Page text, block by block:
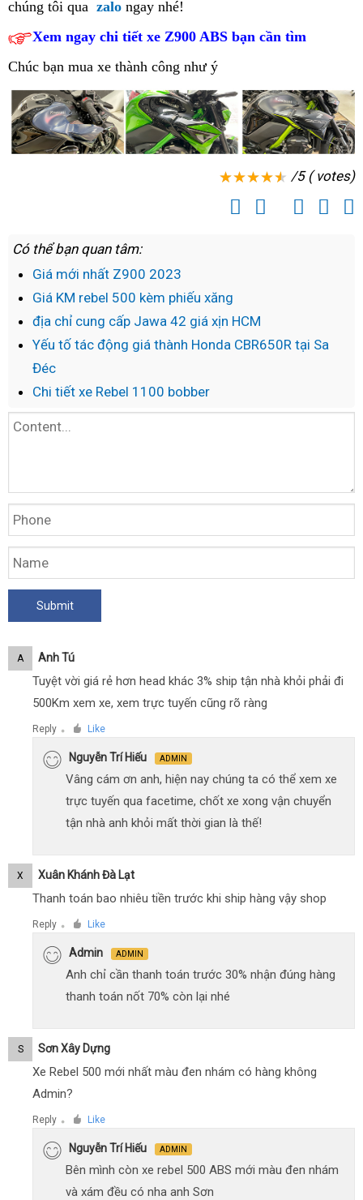
Tháp
lý
phân
phối
Kawasaki
Z900
ABS
tại
An
sách
hậu
mãi
Kawasaki
Tây
Ninh
cuối
năm
tại
Tháp
ABS
2023
tại
Làm
chủ
đường
ABS
tại
showroom
Hà
Tĩnh
ABS
2023
cao
tại
Đồng
Tháp
Kawasaki
Z900
ABS
ABS
cuối
năm
tại
Đồng
Tháp
Mau
chúng tôi Hưng
qua zalo ngay nhé!
Xem ngay chi tiết xe Z900 ABS bạn cần tìm
Chúc bạn mua xe thành công như ý
/5 ( votes)
Có thể bạn quan tâm:
Giá mới nhất Z900 2023
Giá KM rebel 500 kèm phiếu xăng
địa chỉ cung cấp Jawa 42 giá xịn HCM
Yếu tố tác động giá thành Honda CBR650R tại Sa
Đéc
Chi tiết xe Rebel 1100 bobber
A Anh Tú
Tuyệt vời giá rẻ hơn head khác 3% ship tận nhà khỏi phải đi
500Km xem xe, xem trực tuyến cũng rõ ràng
Reply ● Like
Nguyễn Trí Hiếu ADMIN
Vâng cám ơn anh, hiện nay chúng ta có thể xem xe
trực tuyến qua facetime, chốt xe xong vận chuyển
tận nhà anh khỏi mất thời gian là thế!
X Xuân Khánh Đà Lạt
Thanh toán bao nhiêu tiền trước khi ship hàng vậy shop
Reply ● Like
Admin ADMIN
Anh chỉ cần thanh toán trước 30% nhận đúng hàng
thanh toán nốt 70% còn lại nhé
S Sơn Xây Dựng
Xe Rebel 500 mới nhất màu đen nhám có hàng không
Admin?
Reply ● Like
Nguyễn Trí Hiếu ADMIN
Bên mình còn xe rebel 500 ABS mới màu đen nhám
và xám đều có nha anh Sơn